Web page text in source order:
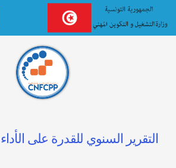
التقرير السنوي للقدرة على الأداء